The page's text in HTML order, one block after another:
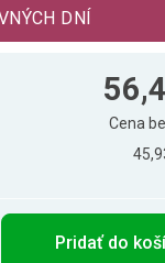
x 28 cm, oceľ
DNÍ
Cena
Pridať do